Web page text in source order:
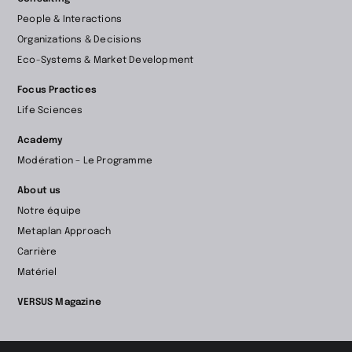
à
page
People & Interactions
Organizations & Decisions
Eco-Systems & Market Development
Focus Practices
Life Sciences
Academy
Modération – Le Programme
About us
Notre équipe
Metaplan Approach
Carrière
Matériel
VERSUS Magazine